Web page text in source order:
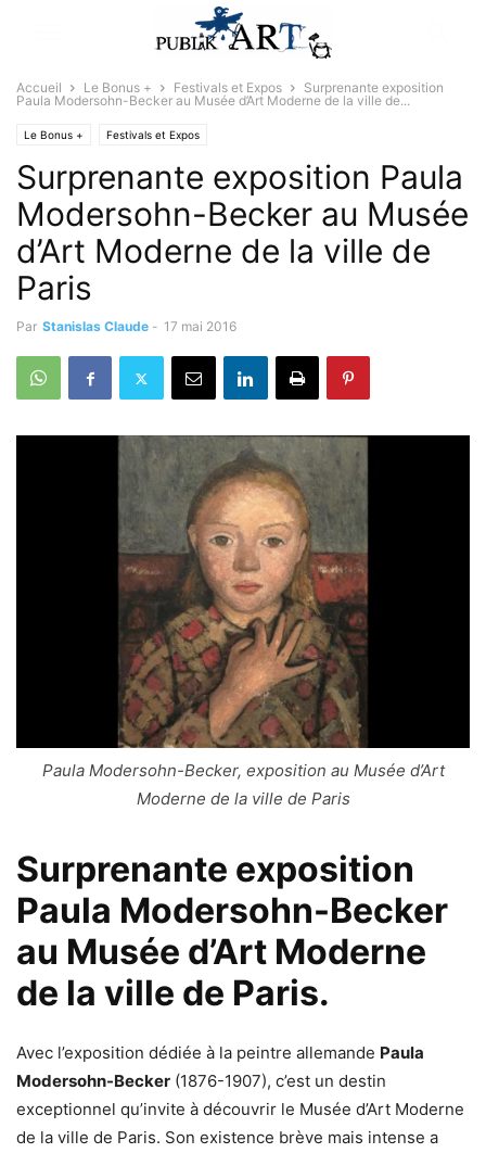
Accueil Le Bonus + Festivals et Expos
Surprenante exposition
Paula Modersohn-Becker au Musée d’Art Moderne de la ville de...
Le Bonus + Festivals et Expos
Surprenante exposition Paula
Modersohn-Becker au Musée
d’Art Moderne de la ville de
Paris
Par Stanislas Claude - 17 mai 2016
Paula Modersohn-Becker, exposition au Musée d’Art
Moderne de la ville de Paris
Surprenante exposition
Paula Modersohn-Becker
au Musée d’Art Moderne
de la ville de Paris.
Avec l’exposition dédiée à la peintre allemande Paula
Modersohn-Becker (1876-1907), c’est un destin
exceptionnel qu’invite à découvrir le Musée d’Art Moderne
de la ville de Paris. Son existence brève mais intense a